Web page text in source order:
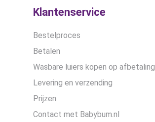
Klantenservice
Bestelproces
Betalen
Wasbare luiers kopen op afbetaling
Levering en verzending
Prijzen
Contact met Babybum.nl